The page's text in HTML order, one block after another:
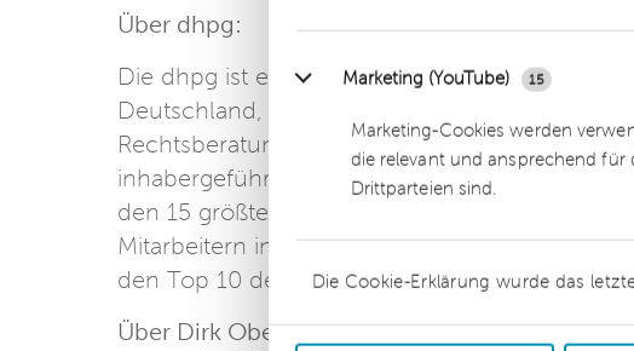
Marketing (YouTube) 15
Marketing-Cookies werden
die relevant und ansprechend
Drittparteien sind.
Die Cookie-Erklärung wurde das
Über dhpg:
Die dhpg ist eines der führenden,
Deutschland, das sich auf die Kernbereiche
Rechtsberatung sowie Insolvenzverwaltung
inhabergeführte Unternehmen gehört mit
den 15 größten seiner Branche. Die dhpg ist
Mitarbeitern in 100 Ländern und einem
den Top 10 der internationalen Beratungs-
Über Dirk Obermüller: